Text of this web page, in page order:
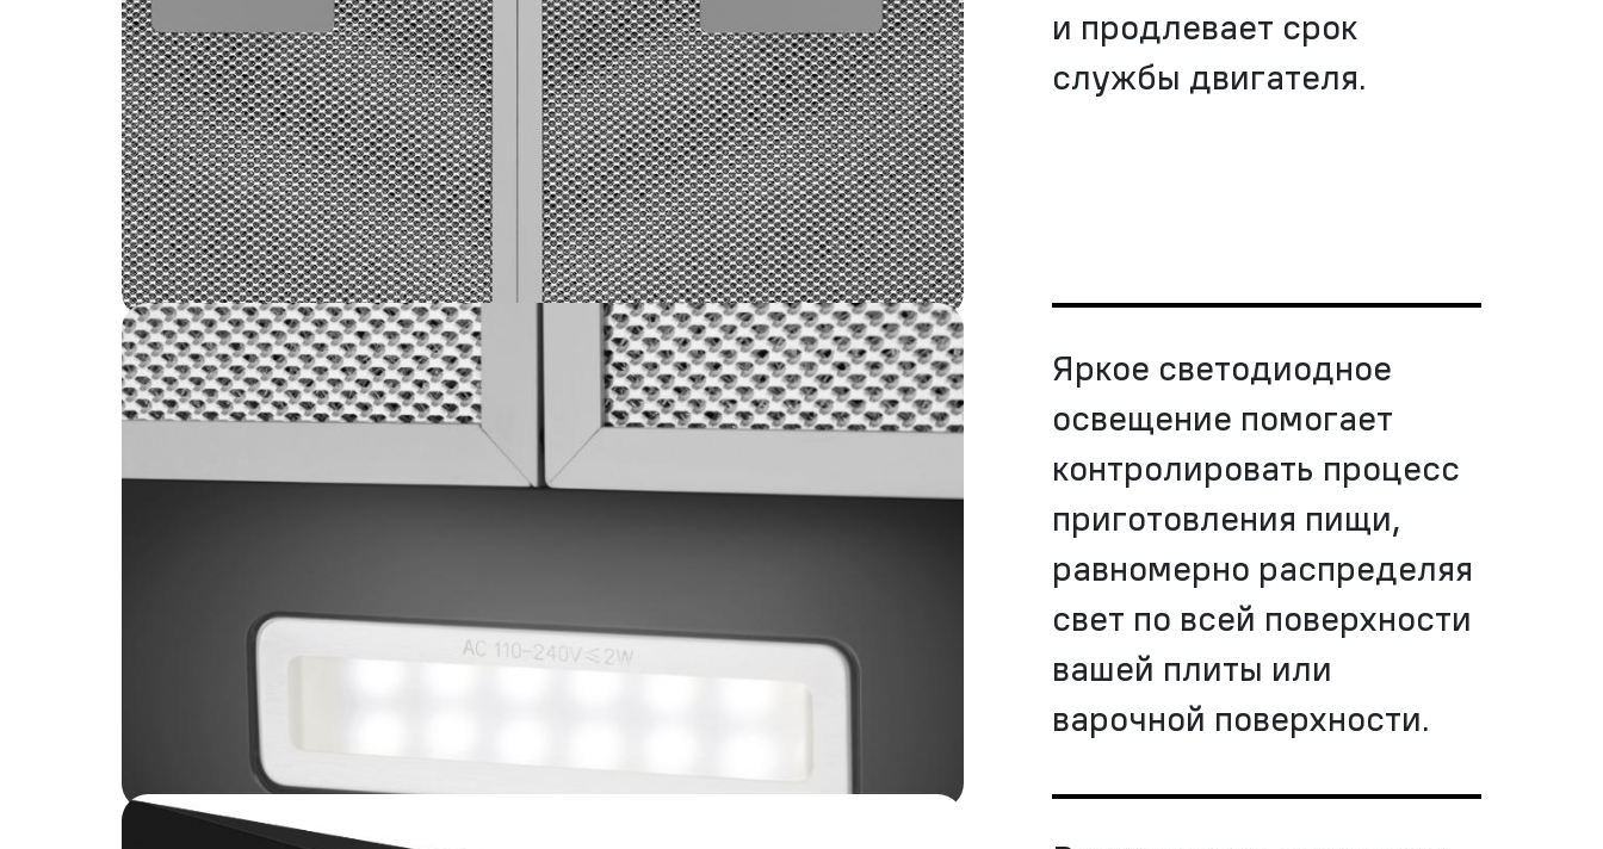
и продлевает срок
службы двигателя.
Яркое светодиодное
освещение помогает
контролировать процесс
приготовления пищи,
равномерно распределяя
свет по всей поверхности
вашей плиты или
варочной поверхности.